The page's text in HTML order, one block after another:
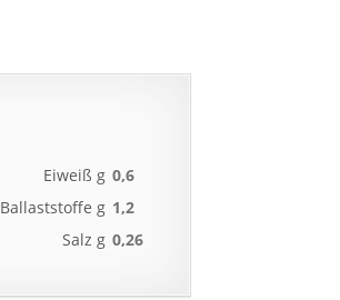
Eiweiß g 0,6
Ballaststoffe g 1,2
Salz g 0,26